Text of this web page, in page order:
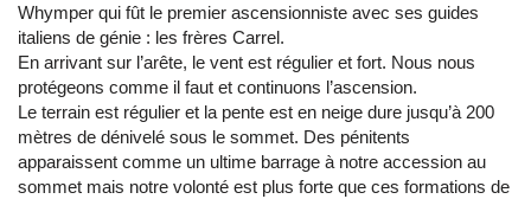
Whymper qui fût le premier ascensionniste avec ses guides
italiens de génie : les frères Carrel.
En arrivant sur l’arête, le vent est régulier et fort. Nous nous
protégeons comme il faut et continuons l’ascension.
Le terrain est régulier et la pente est en neige dure jusqu’à 200
mètres de dénivelé sous le sommet. Des pénitents
apparaissent comme un ultime barrage à notre accession au
sommet mais notre volonté est plus forte que ces formations de